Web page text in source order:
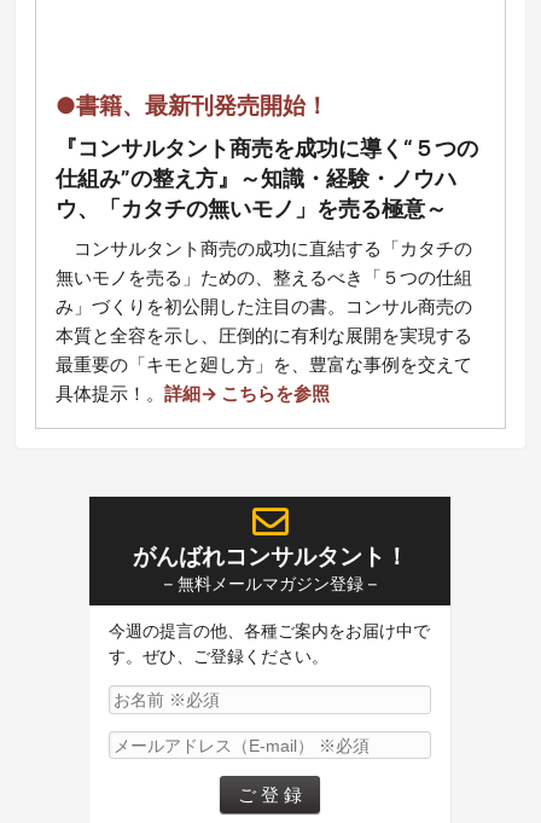
●書籍、最新刊発売開始！
『コンサルタント商売を成功に導く“５つの
仕組み”の整え方』～知識・経験・ノウハ
ウ、「カタチの無いモノ」を売る極意～
コ ンサルタント商売の成功に直結する「カタチの
無いモノを売る」ための、整えるべき「５つの仕組
み」づくりを初公開した注目の書。コンサル商売の
本質と全容を示し、圧倒的に有利な展開を実現する
最重要の「キモと廻し方」を、豊富な事例を交えて
具体提示！ 。詳細→ こちらを参照
がんばれコンサルタント！
– 無料メールマガジン登録 –
今週の提言の他、各種ご案内をお届け中で
す。ぜひ、ご登録ください。